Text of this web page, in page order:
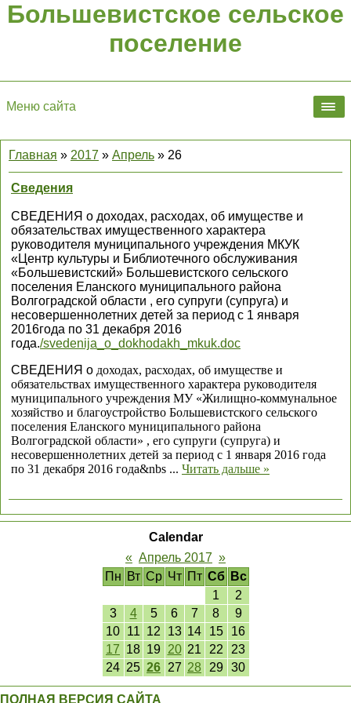
Большевистское сельское
поселение
Меню сайта
Главная » 2017 » Апрель » 26
Сведения
СВЕДЕНИЯ о доходах, расходах, об имуществе и
обязательствах имущественного характера
руководителя муниципального учреждения МКУК
«Центр культуры и Библиотечного обслуживания
«Большевистский» Большевистского сельского
поселения Еланского муниципального района
Волгоградской области , его супруги (супруга) и
несовершеннолетних детей за период с 1 января
2016года по 31 декабря 2016
года./svedenija_o_dokhodakh_mkuk.doc
СВЕДЕНИЯ о доходах, расходах, об имуществе и
обязательствах имущественного характера руководителя
муниципального учреждения МУ «Жилищно-коммунальное
хозяйство и благоустройство Большевистского сельского
поселения Еланского муниципального района
Волгоградской области» , его супруги (супруга) и
несовершеннолетних детей за период с 1 января 2016 года
по 31 декабря 2016 года&nbs ... Читать дальше »
Calendar
« Апрель 2017 »
Пн Вт Ср Чт Пт Сб
Вс
1
2
3
4 5 6 7 8
9
10 11 12 13 14 15
16
17 18 19 20 21 22
23
24 25 26 27 28 29 30
ПОЛНАЯ ВЕРСИЯ САЙТА